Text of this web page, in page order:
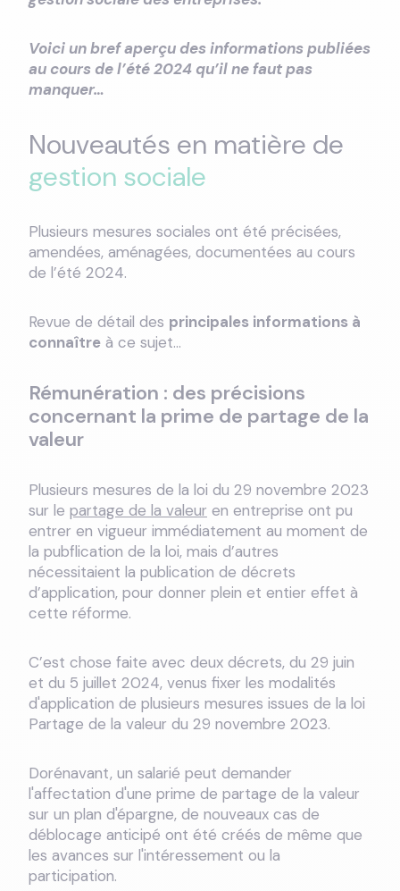
Voici un bref aperçu des informations publiées
au cours de l’été 2024 qu’il ne faut pas
manquer…
Nouveautés en matière de
gestion sociale
Plusieurs mesures sociales ont été précisées,
amendées, aménagées, documentées au cours
de l’été 2024.
Revue de détail des principales informations à
connaître à ce sujet…
Rémunération : des précisions
concernant la prime de partage de la
valeur
Plusieurs mesures de la loi du 29 novembre 2023
sur le partage de la valeur en entreprise ont pu
entrer en vigueur immédiatement au moment de
la pubflication de la loi, mais d’autres
nécessitaient la publication de décrets
d’application, pour donner plein et entier effet à
cette réforme.
C’est chose faite avec deux décrets, du 29 juin
et du 5 juillet 2024, venus fixer les modalités
d'application de plusieurs mesures issues de la loi
Partage de la valeur du 29 novembre 2023.
Dorénavant, un salarié peut demander
l'affectation d'une prime de partage de la valeur
sur un plan d'épargne, de nouveaux cas de
déblocage anticipé ont été créés de même que
les avances sur l'intéressement ou la
participation.